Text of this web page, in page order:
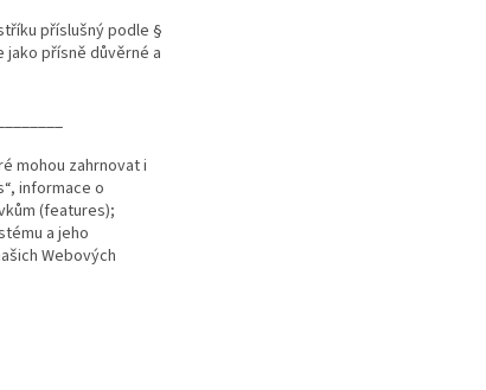
příslušný podle §
jako přísně důvěrné a
mohou zahrnovat i
informace o
(features);
a jeho
Webových